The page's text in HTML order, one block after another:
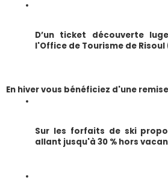
D’un ticket découverte
l'Office de Tourisme de
En hiver vous bénéficiez d'une
Sur les forfaits de ski
allant jusqu'à 30 % hors